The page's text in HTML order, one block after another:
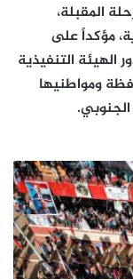
المقبلة،
مؤكداً على
الهيئة التنفيذية
ومواطنيها